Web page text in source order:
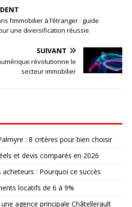
l’immobilier à l’étranger : guide
une diversification réussie
SUIVANT
révolutionne le
secteur immobilier
: 8 critères pour bien choisir
et devis comparés en 2026
: Pourquoi ce succès
locatifs de 6 à 9%
agence principale Châtellerault